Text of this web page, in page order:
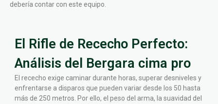
debería contar con este equipo.
El Rifle de Rececho Perfecto:
Análisis del Bergara cima pro
El rececho exige caminar durante horas, superar desniveles y
enfrentarse a disparos que pueden variar desde los 50 hasta
más de 250 metros. Por ello, el peso del arma, la suavidad del